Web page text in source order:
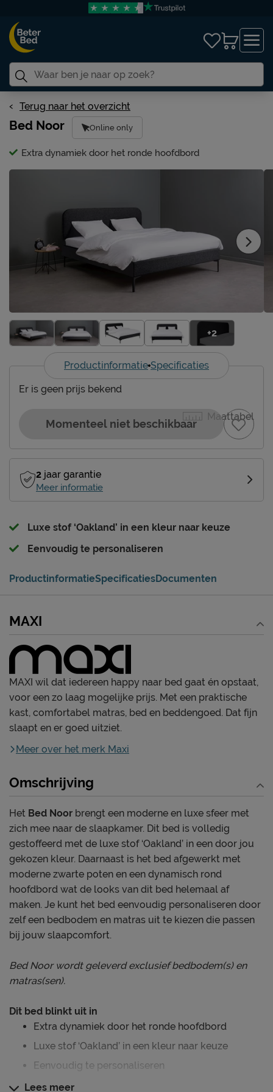
Terug naar het overzicht
Bed Noor Online only
Extra dynamiek door het ronde hoofdbord
+2
Productinformatie Specificaties
Maattabel
Er is geen prijs bekend
Momenteel niet beschikbaar
2 jaar garantie
Meer informatie
Luxe stof ‘Oakland’ in een kleur naar keuze
Eenvoudig te personaliseren
ProductinformatieSpecificatiesDocumenten
MAXI
MAXI wil dat iedereen happy naar bed gaat én opstaat,
voor een zo laag mogelijke prijs. Met een praktische
kast, comfortabel matras, bed en beddengoed. Dat fijn
slaapt en er goed uitziet.
Meer over het merk Maxi
Omschrijving
Het Bed Noor brengt een moderne en luxe sfeer met
zich mee naar de slaapkamer. Dit bed is volledig
gestoffeerd met de luxe stof ‘Oakland’ in een door jou
gekozen kleur. Daarnaast is het bed afgewerkt met
moderne zwarte poten en een dynamisch rond
hoofdbord wat de looks van dit bed helemaal af
maken. Je kunt het bed eenvoudig personaliseren door
zelf een bedbodem en matras uit te kiezen die passen
bij jouw slaapcomfort.
Bed Noor wordt geleverd exclusief bedbodem(s) en
matras(sen).
Dit bed blinkt uit in
Extra dynamiek door het ronde hoofdbord
Luxe stof ‘Oakland’ in een kleur naar keuze
Eenvoudig te personaliseren
Lees meer